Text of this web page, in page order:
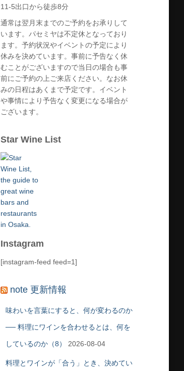
11-5出口から徒歩8分
通常は翌月末までのご予約をお承りして
います。パセミヤは不定休となっており
ます。予約状況やイベントの予定により
休みを決めています。事前に予告なく休
むことがございますので当日の場合も事
前にご予約の上ご来店ください。なお休
みの日程はあくまで予定です。イベント
や事情により予告なく変更になる場合が
ございます。
Star Wine List
Instagram
[instagram-feed feed=1]
note 更新情報
味わいを言葉にすると、何が変わるのか
── 料理にワインを合わせるとは、何を
しているのか（8） 2026-08-04
料理とワインが「合う」とき、決めてい